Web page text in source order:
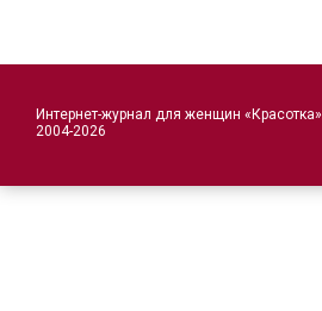
Интернет-журнал для женщин «Красотка»
2004-2026